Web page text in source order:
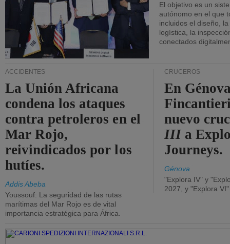
El objetivo es un
autónomo en el que
incluidos el diseño,
logística, la
conectados
ACCIDENTES
La Unión Africana
condena los ataques
contra petroleros en el
Mar Rojo,
reivindicados por los
hutíes.
Addis Abeba
Youssouf: La seguridad de las rutas
marítimas del Mar Rojo es de vital
importancia estratégica para África.
CRUCEROS
En
nuevo
III a
Journeys.
Génova
"Explora IV" y
2027, y "Explora